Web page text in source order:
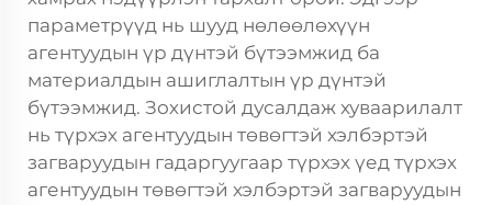
параметрүүд нь шууд нөлөөлөхүүн
агентуудын үр дүнтэй бүтээмжид ба
материалдын ашиглалтын үр дүнтэй
бүтээмжид. Зохистой дусалдаж хуваарилалт
нь түрхэх агентуудын төвөгтэй хэлбэртэй
загваруудын гадаргуугаар түрхэх үед түрхэх
агентуудын төвөгтэй хэлбэртэй загваруудын